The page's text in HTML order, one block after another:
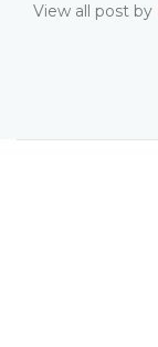
View all post by